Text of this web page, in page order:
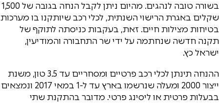
בשורה טובה לנהגים. מהיום ניתן לקבל הנחה בגובה של 1,500
שקלים באגרת הרישוי השנתית, לכלי רכב שיותקנו בו מערכות
בטיחות מצילות חיים. זאת, בעקבות כניסתה לתוקף של
תקנה חדשה שנחתמה על ידי שר התחבורה והמודיעין,
ישראל כץ.
ההנחה תינתן לכלי רכב פרטיים ומסחריים עד 3.5 טון, משנת
ייצור 2000 ומעלה שנרשמו בארץ עד ל-1 במאי 2017 ונמצאים
בבעלות פרטית או ליסינג פרטי. מדובר בהתקנת שתי